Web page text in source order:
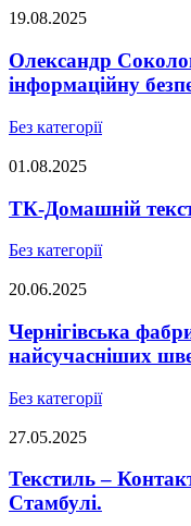
19.08.2025
Олександр
інформаційну
Без категорії
01.08.2025
ТК-Домашній
Без категорії
20.06.2025
Чернігівська
найсучасніших
Без категорії
27.05.2025
Текстиль –
Стамбулі.